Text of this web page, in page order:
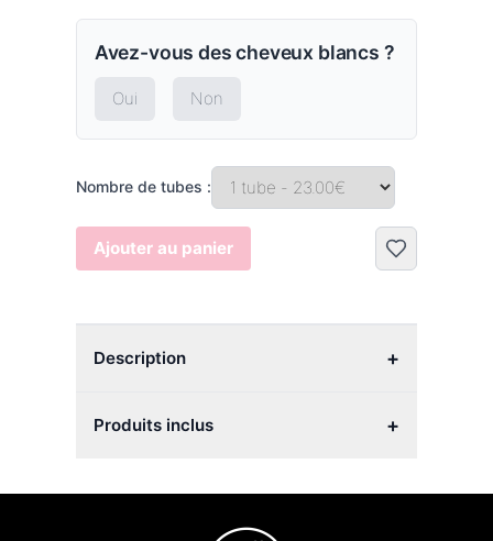
Avez-vous des cheveux blancs ?
Oui Non
Nombre de tubes :
Ajouter au panier
Description +
Produits inclus +